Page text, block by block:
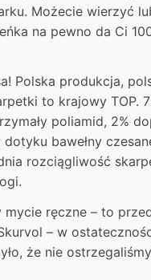
Możecie wierzyć
na pewno da Ci
Polska produkcja,
to krajowy TOP.
poliamid, 2%
dotyku bawełny
rozciągliwość
mycie ręczne – to
– w
że nie